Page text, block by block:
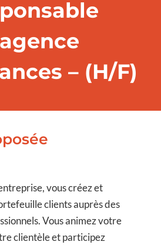
– (H/F)
vous créez et
clients auprès des
Vous animez votre
clientèle et participez